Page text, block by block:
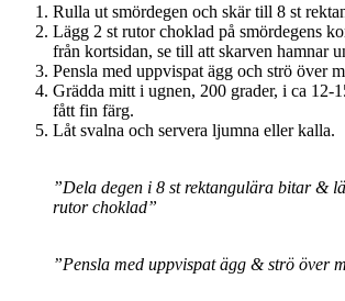
Rulla ut smördegen och skär till 8 st
Lägg 2 st rutor choklad på smördegens
från kortsidan, se till att skarven hamnar
Pensla med uppvispat ägg och strö över
Grädda mitt i ugnen, 200 grader, i ca 12-
fått fin färg.
Låt svalna och servera ljumna eller kalla.
”Dela degen i 8 st rektangulära bitar &
rutor choklad”
”Pensla med uppvispat ägg & strö över